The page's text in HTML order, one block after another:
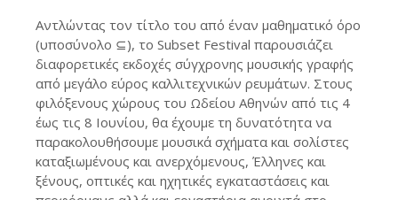
Αντλώντας τον τίτλο του από έναν μαθηματικό όρο
(υποσύνολο ⊆), το Subset Festival παρουσιάζει
διαφορετικές εκδοχές σύγχρονης μουσικής γραφής
από μεγάλο εύρος καλλιτεχνικών ρευμάτων. Στους
φιλόξενους χώρους του Ωδείου Αθηνών από τις 4
έως τις 8 Ιουνίου, θα έχουμε τη δυνατότητα να
παρακολουθήσουμε μουσικά σχήματα και σολίστες
καταξιωμένους και ανερχόμενους, Έλληνες και
ξένους, οπτικές και ηχητικές εγκαταστάσεις και